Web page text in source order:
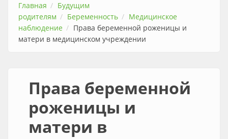
Главная
Будущим
родителям
Беременность
Медицинское
наблюдение
Права беременной роженицы и
матери в медицинском учреждении
Права беременной
роженицы и
матери в